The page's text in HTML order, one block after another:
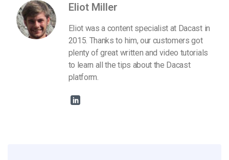
Eliot Miller
Eliot was a content specialist at Dacast in
2015. Thanks to him, our customers got
plenty of great written and video tutorials
to learn all the tips about the Dacast
platform.